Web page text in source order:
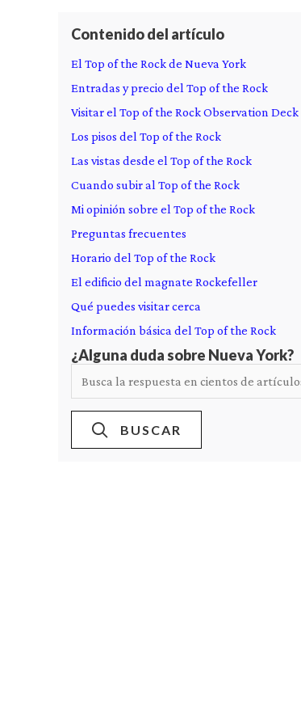
Contenido del artículo
El Top of the Rock de Nueva York
Entradas y precio del Top of the Rock
Visitar el Top of the Rock Observation Deck
Los pisos del Top of the Rock
Las vistas desde el Top of the Rock
Cuando subir al Top of the Rock
Mi opinión sobre el Top of the Rock
Preguntas frecuentes
Horario del Top of the Rock
El edificio del magnate Rockefeller
Qué puedes visitar cerca
Información básica del Top of the Rock
¿Alguna duda sobre Nueva York?
BUSCAR